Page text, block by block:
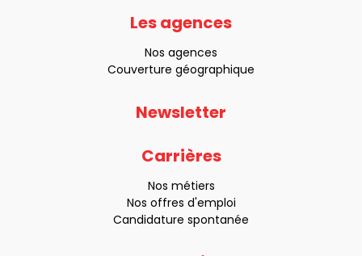
Les agences
Nos agences
Couverture géographique
Newsletter
Carrières
Nos métiers
Nos offres d'emploi
Candidature spontanée